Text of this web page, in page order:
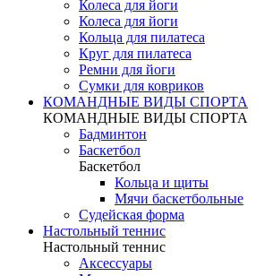
Колеса для йоги
Колеса для йоги
Кольца для пилатеса
Круг для пилатеса
Ремни для йоги
Сумки для ковриков
КОМАНДНЫЕ ВИДЫ СПОРТА
КОМАНДНЫЕ ВИДЫ СПОРТА
Бадминтон
Баскетбол
Баскетбол
Кольца и щиты
Мячи баскетбольные
Судейская форма
Настольный теннис
Настольный теннис
Аксессуары